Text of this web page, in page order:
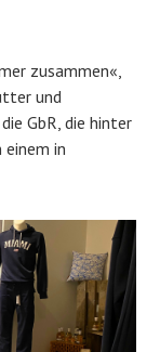
zusammen«,
und
GbR, die hinter
einem in